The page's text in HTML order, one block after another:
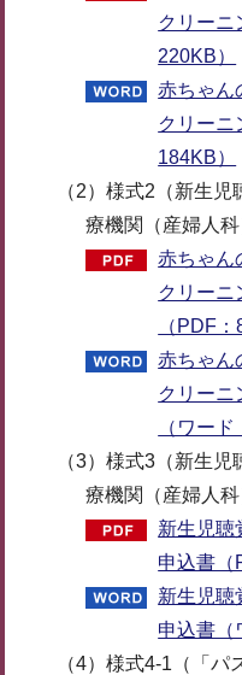
クリーニ
220KB）
赤ちゃん
クリーニ
184KB）
（2）様式2（新生
療機関（産婦人
赤ちゃん
クリーニ
（PDF：
赤ちゃん
クリーニ
（ワード
（3）様式3（新生
療機関（産婦人
新生児聴
申込書（
新生児聴
申込書（
（4）様式4-1（「